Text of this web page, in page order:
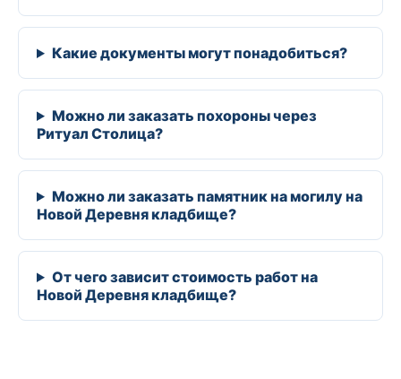
Какие документы могут понадобиться?
Можно ли заказать похороны через
Ритуал Столица?
Можно ли заказать памятник на могилу на
Новой Деревня кладбище?
От чего зависит стоимость работ на
Новой Деревня кладбище?